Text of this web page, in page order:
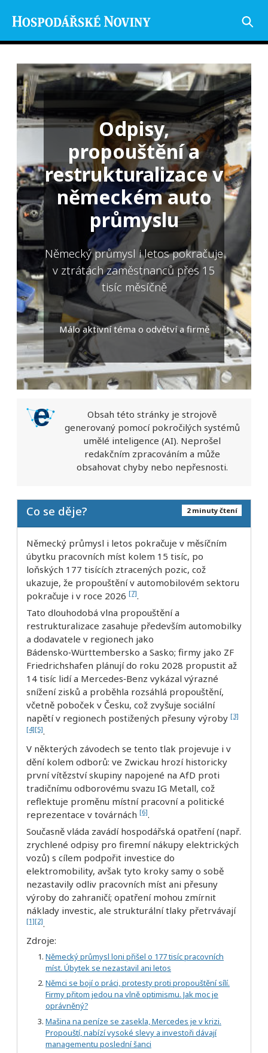
Odpisy,
propouštění a
restrukturalizace v
německém auto
průmyslu
Německý průmysl i letos pokračuje
v ztrátách zaměstnanců přes 15
tisíc měsíčně
Málo aktivní téma o odvětví a firmě
Obsah této stránky je strojově
generovaný pomocí pokročilých systémů
umělé inteligence (AI). Neprošel
redakčním zpracováním a může
obsahovat chyby nebo nepřesnosti.
2 minuty čtení
Co se děje?
Německý průmysl i letos pokračuje v měsíčním
úbytku pracovních míst kolem 15 tisíc, po
loňských 177 tisících ztracených pozic, což
ukazuje, že propouštění v automobilovém sektoru
pokračuje i v roce 2026 [7].
Tato dlouhodobá vlna propouštění a
restrukturalizace zasahuje především automobilky
a dodavatele v regionech jako
Bádensko‑Württembersko a Sasko; firmy jako ZF
Friedrichshafen plánují do roku 2028 propustit až
14 tisíc lidí a Mercedes‑Benz vykázal výrazné
snížení zisků a proběhla rozsáhlá propouštění,
včetně poboček v Česku, což zvyšuje sociální
napětí v regionech postižených přesuny výroby [3]
[4][5].
V některých závodech se tento tlak projevuje i v
dění kolem odborů: ve Zwickau hrozí historicky
první vítězství skupiny napojené na AfD proti
tradičnímu odborovému svazu IG Metall, což
reflektuje proměnu místní pracovní a politické
reprezentace v továrnách [6].
Současně vláda zavádí hospodářská opatření (např.
zrychlené odpisy pro firemní nákupy elektrických
vozů) s cílem podpořit investice do
elektromobility, avšak tyto kroky samy o sobě
nezastavily odliv pracovních míst ani přesuny
výroby do zahraničí; opatření mohou zmírnit
náklady investic, ale strukturální tlaky přetrvávají
[1][2].
Zdroje:
Německý průmysl loni přišel o 177 tisíc pracovních
míst. Úbytek se nezastavil ani letos
Němci se bojí o práci, protesty proti propouštění sílí.
Firmy přitom jedou na vlně optimismu. Jak moc je
oprávněný?
Mašina na peníze se zasekla, Mercedes je v krizi.
Propouští, nabízí vysoké slevy a investoři dávají
managementu poslední šanci